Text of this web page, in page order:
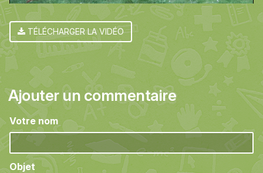
TÉLÉCHARGER LA VIDÉO
Ajouter un commentaire
Votre nom
Objet